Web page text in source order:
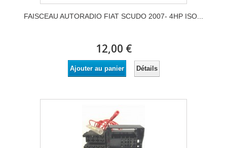
FAISCEAU AUTORADIO FIAT SCUDO 2007- 4HP ISO...
12,00 €
Ajouter au panier Détails